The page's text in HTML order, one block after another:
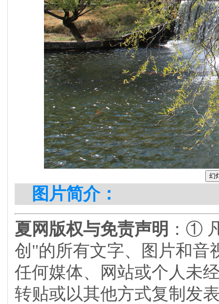
图片简介：
夏网版权与免责声明 ：①
创"的所有文字、图片和音
任何媒体、网站或个人未
转贴或以其他方式复制发